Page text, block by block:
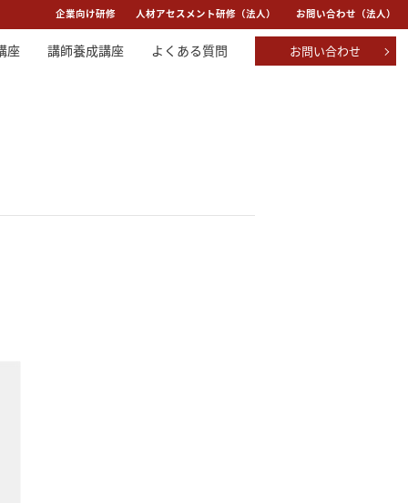
企業向け研修 人材アセスメント研修（法人） お問い合わせ（法人）
座 講師養成講座 よくある質問 お問い合わせ